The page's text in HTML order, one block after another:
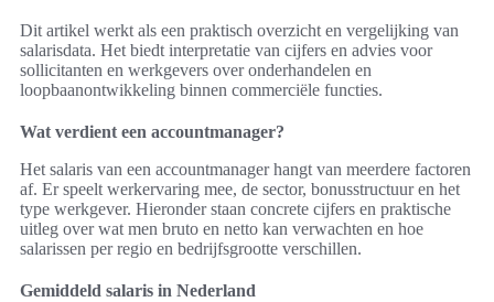
Dit artikel werkt als een praktisch overzicht en vergelijking van
salarisdata. Het biedt interpretatie van cijfers en advies voor
sollicitanten en werkgevers over onderhandelen en
loopbaanontwikkeling binnen commerciële functies.
Wat verdient een accountmanager?
Het salaris van een accountmanager hangt van meerdere factoren
af. Er speelt werkervaring mee, de sector, bonusstructuur en het
type werkgever. Hieronder staan concrete cijfers en praktische
uitleg over wat men bruto en netto kan verwachten en hoe
salarissen per regio en bedrijfsgrootte verschillen.
Gemiddeld salaris in Nederland